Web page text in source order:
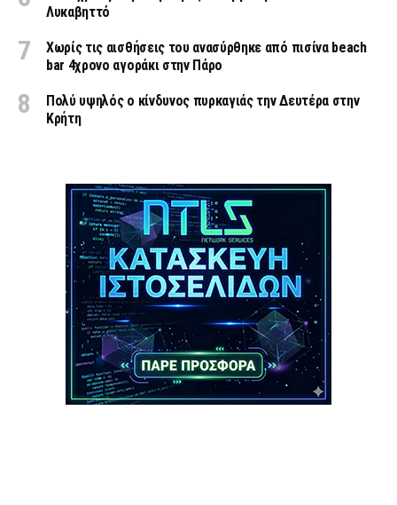
Λυκαβηττό
Χωρίς τις αισθήσεις του ανασύρθηκε από πισίνα beach
bar 4χρονο αγοράκι στην Πάρο
Πολύ υψηλός ο κίνδυνος πυρκαγιάς την Δευτέρα στην
Κρήτη